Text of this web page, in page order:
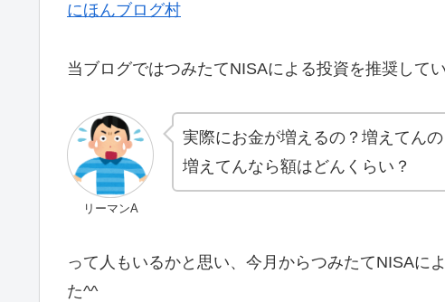
にほんブログ村
当ブログではつみたてNISAによる投資を推奨してい
リーマンA
実際にお金が増えるの？増えてんの
増えてんなら額はどんくらい？
って人もいるかと思い、今月からつみたてNISAに
た^^